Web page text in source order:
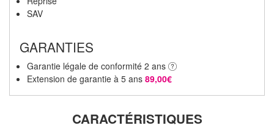
SAV
GARANTIES
Garantie légale de conformité 2 ans
Extension de garantie à 5 ans 89,00€
CARACTÉRISTIQUES